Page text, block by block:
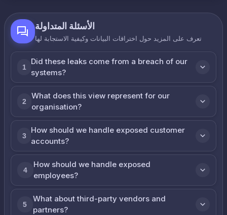
الأسئلة المتداولة
تعرف على المزيد حول اختراقات البيانات وكيفية الاستجابة لها
1
Did these leaks come from a breach of our
systems?
2
What does this view represent for our
organisation?
3
How should we handle exposed customer
accounts?
4
How should we handle exposed
employees?
5
What about third-party vendors and
partners?